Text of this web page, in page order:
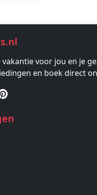
voor jou en je
en boek direct